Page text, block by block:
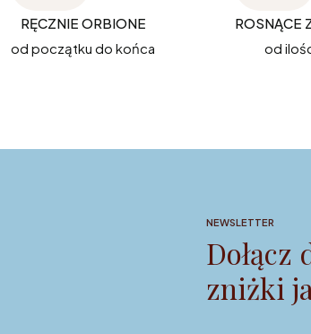
RĘCZNIE ORBIONE
od początku do końca
ROSNĄCE
od
NEWSLETTER
Dołącz
zniżki